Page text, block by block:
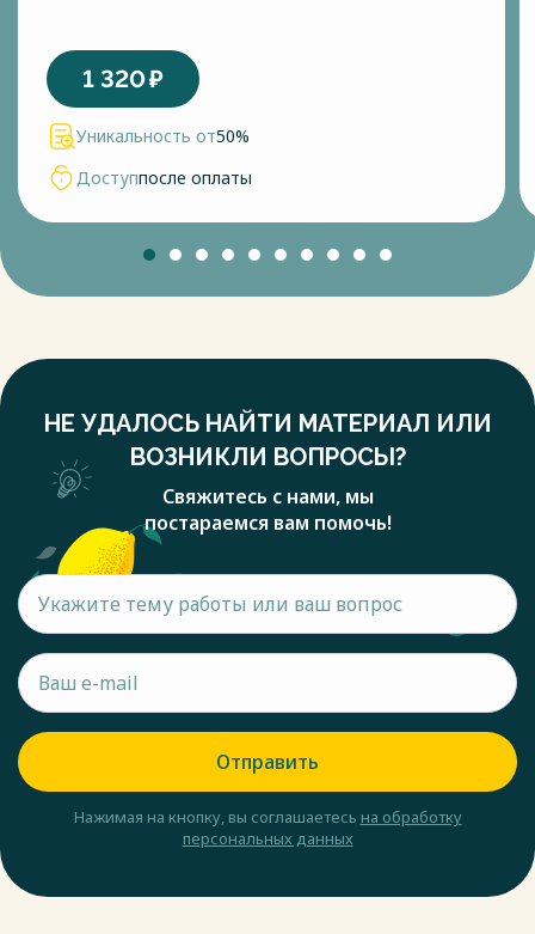
1 320₽
Уникальность от50%
Доступпосле оплаты
НЕ УДАЛОСЬ НАЙТИ МАТЕРИАЛ ИЛИ
ВОЗНИКЛИ ВОПРОСЫ?
Свяжитесь с нами, мы
постараемся вам помочь!
Отправить
Нажимая на кнопку, вы соглашаетесь на обработку
персональных данных